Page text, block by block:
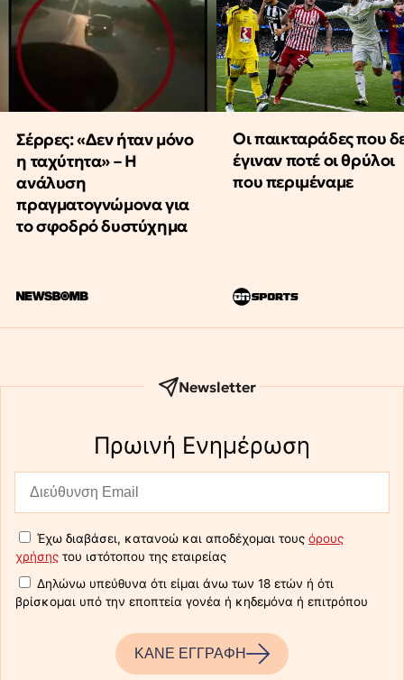
Σέρρες: «Δεν ήταν μόνο
η ταχύτητα» – Η
ανάλυση
πραγματογνώμονα για
το σφοδρό δυστύχημα
Οι παικταράδες που
έγιναν ποτέ οι θρύλοι
που περιμέναμε
Newsletter
Πρωινή Eνημέρωση
Έχω διαβάσει, κατανοώ και αποδέχομαι τους όρους
χρήσης του ιστότοπου της εταιρείας
Δηλώνω υπεύθυνα ότι είμαι άνω των 18 ετών ή ότι
βρίσκομαι υπό την εποπτεία γονέα ή κηδεμόνα ή επιτρόπου
ΚΑΝΕ ΕΓΓΡΑΦΗ